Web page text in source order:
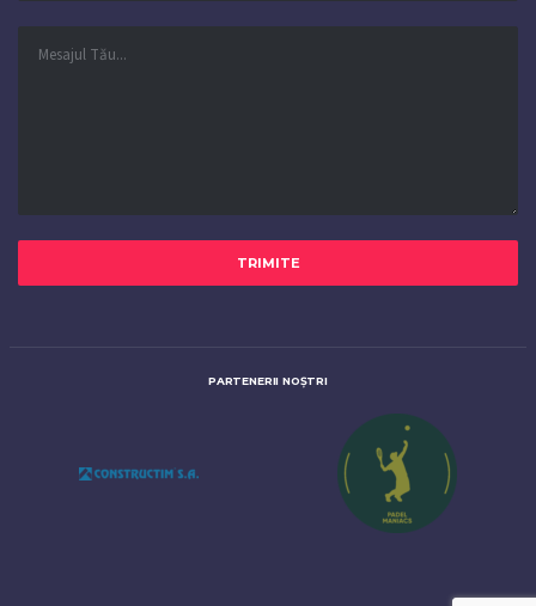
PARTENERII NOȘTRI